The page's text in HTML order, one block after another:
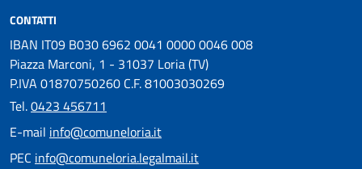
CONTATTI
IBAN IT09 B030 6962 0041 0000 0046 008
Piazza Marconi, 1 - 31037 Loria (TV)
P.IVA 01870750260 C.F. 81003030269
Tel.0423 456711
E-mail info@comuneloria.it
PEC info@comuneloria.legalmail.it